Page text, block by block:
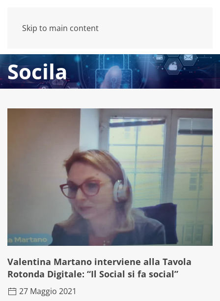
Skip to main content
Socila
Valentina Martano interviene alla Tavola
Rotonda Digitale: “Il Social si fa social”
27 Maggio 2021